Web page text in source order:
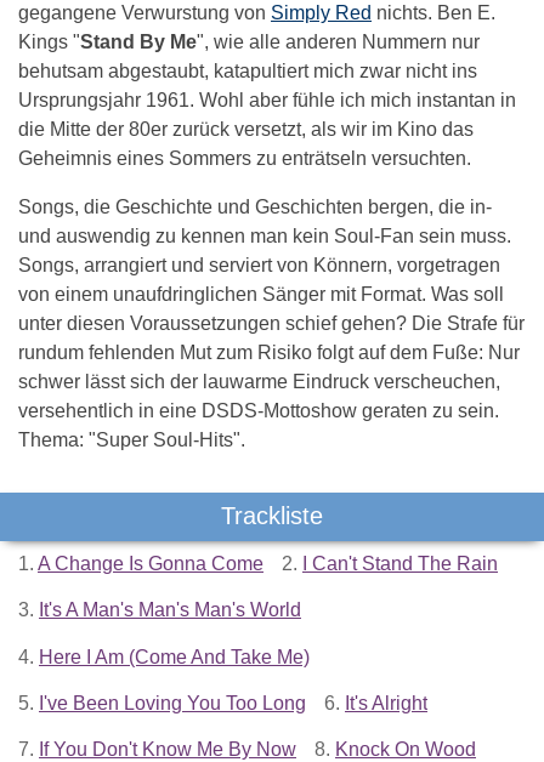
gegangene Verwurstung von Simply Red nichts. Ben E.
Kings "Stand By Me", wie alle anderen Nummern nur
behutsam abgestaubt, katapultiert mich zwar nicht ins
Ursprungsjahr 1961. Wohl aber fühle ich mich instantan in
die Mitte der 80er zurück versetzt, als wir im Kino das
Geheimnis eines Sommers zu enträtseln versuchten.
Songs, die Geschichte und Geschichten bergen, die in-
und auswendig zu kennen man kein Soul-Fan sein muss.
Songs, arrangiert und serviert von Könnern, vorgetragen
von einem unaufdringlichen Sänger mit Format. Was soll
unter diesen Voraussetzungen schief gehen? Die Strafe für
rundum fehlenden Mut zum Risiko folgt auf dem Fuße: Nur
schwer lässt sich der lauwarme Eindruck verscheuchen,
versehentlich in eine DSDS-Mottoshow geraten zu sein.
Thema: "Super Soul-Hits".
Trackliste
1. A Change Is Gonna Come 2. I Can't Stand The Rain
3. It's A Man's Man's Man's World
4. Here I Am (Come And Take Me)
5. I've Been Loving You Too Long 6. It's Alright
7. If You Don't Know Me By Now 8. Knock On Wood